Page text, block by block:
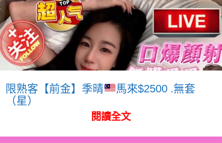
限熟客【前金】季晴
馬來$2500 .無套
（星）
閱讀全文